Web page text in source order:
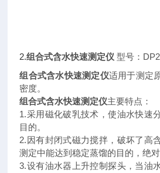
2.组合式含水快速测定仪 型号：
组合式含水快速测定仪适用于测定
密度。
组合式含水快速测定仪主要特点：
1.采用磁化破乳技术，使油水快速
目的。
2.因有封闭式磁力搅拌，破坏了高
测定中能达到稳定蒸馏的目的，绝
3.设有油水器上升控制探头，当油